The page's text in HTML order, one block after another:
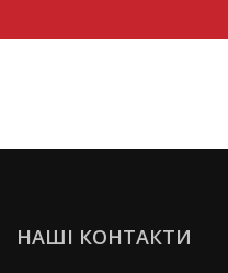
НАШІ КОНТАКТИ